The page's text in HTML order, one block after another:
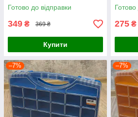
Готово до відправки
349 ₴ 369 ₴
Купити
Готово
275 ₴
–7% –7%